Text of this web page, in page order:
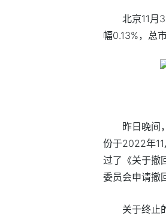
北京11月
幅0.13%，总
昨日晚间
份于2022年
过了《关于撤
委员会申请撤
关于终止